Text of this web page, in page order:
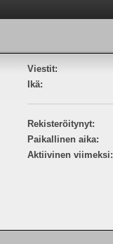
Viestit:
Ikä:
Rekisteröitynyt:
Paikallinen aika:
Aktiivinen viimeksi: